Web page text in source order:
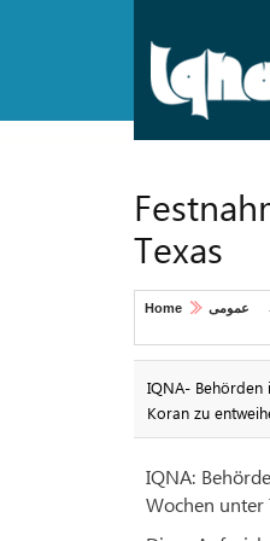
Texas
Home عمومی
IQNA- Behörden
Koran zu
IQNA:
Wochen unter